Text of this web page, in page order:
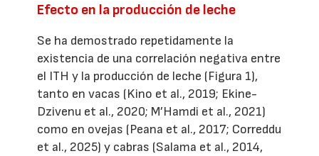
Efecto en la producción de leche
Se ha demostrado repetidamente la
existencia de una correlación negativa entre
el ITH y la producción de leche (Figura 1),
tanto en vacas (Kino et al., 2019; Ekine-
Dzivenu et al., 2020; M’Hamdi et al., 2021)
como en ovejas (Peana et al., 2017; Correddu
et al., 2025) y cabras (Salama et al., 2014,